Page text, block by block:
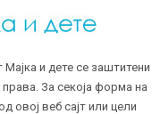
и дете се заштитени
За секоја форма на
овој веб сајт или цели